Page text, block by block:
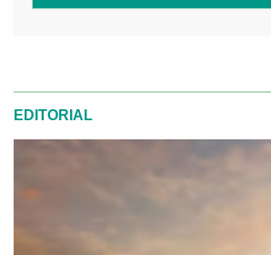
EDITORIAL